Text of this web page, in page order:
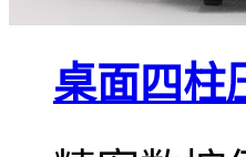
桌面四柱